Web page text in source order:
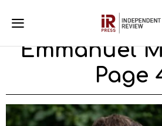
Emmanuel
Page